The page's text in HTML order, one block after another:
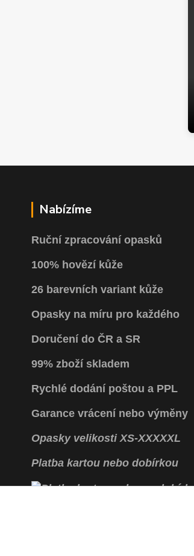
Nabízíme
Ruční zpracování opasků
100% hovězí kůže
26 barevních variant kůže
Opasky na míru pro každého
Doručení do ČR a SR
99% zboží skladem
Rychlé dodání poštou a PPL
Garance vrácení nebo výměny
OpaskyvelikostiXS-XXXXXL
Platba kartou nebo dobírkou